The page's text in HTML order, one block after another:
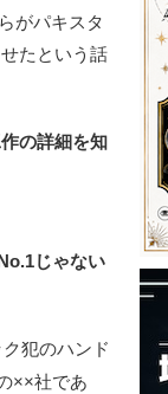
がパキスタ
たという話
の詳細を知
じゃない
犯のハンド
××社であ